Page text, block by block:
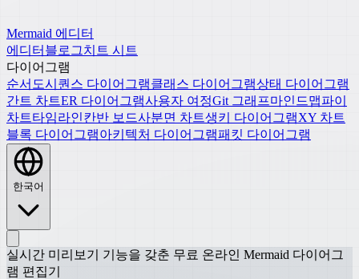
Mermaid 에디터
에디터 블로그치트 시트
다이어그램
순서도시퀀스 다이어그램클래스 다이어그램상태 다이어그램
간트 차트ER 다이어그램사용자 여정Git 그래프마인드맵파이
차트타임라인칸반 보드사분면 차트생키 다이어그램XY 차트
블록 다이어그램아키텍처 다이어그램패킷 다이어그램
한국어
실시간 미리보기 기능을 갖춘 무료 온라인 Mermaid 다이어그
램 편집기